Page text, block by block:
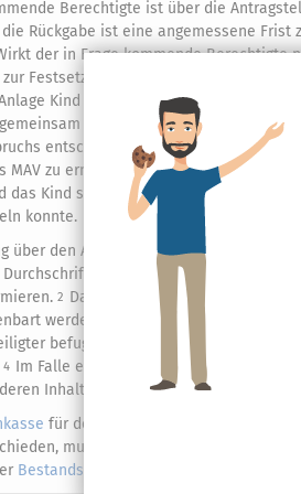
Berechtigte ist über die
die Rückgabe ist eine angemessene
der in Frage kommende
zur Festsetzung des Anspruchs.
Kind zu KG 1 zu übersenden,
mit dem Antragsteller im
entscheiden zu können.
Eine
MAV zu ermitteln.8 Die IdNr eines
das Kind sind nur dann nicht identifiziert,
konnte.
über den Antrag ist dem Berechtigten
des Bescheides oder durch
2 Dabei ist das Steuergeheimnis
werden dürfen, wenn dies nicht
befugt, gegen den
Bescheid
4 Im Falle eines Einspruchs ist der jeweils
Inhalte in Kenntnis zu setzen.
für den vom Antragsteller
muss sich der Antragsteller die
Bestandskraft